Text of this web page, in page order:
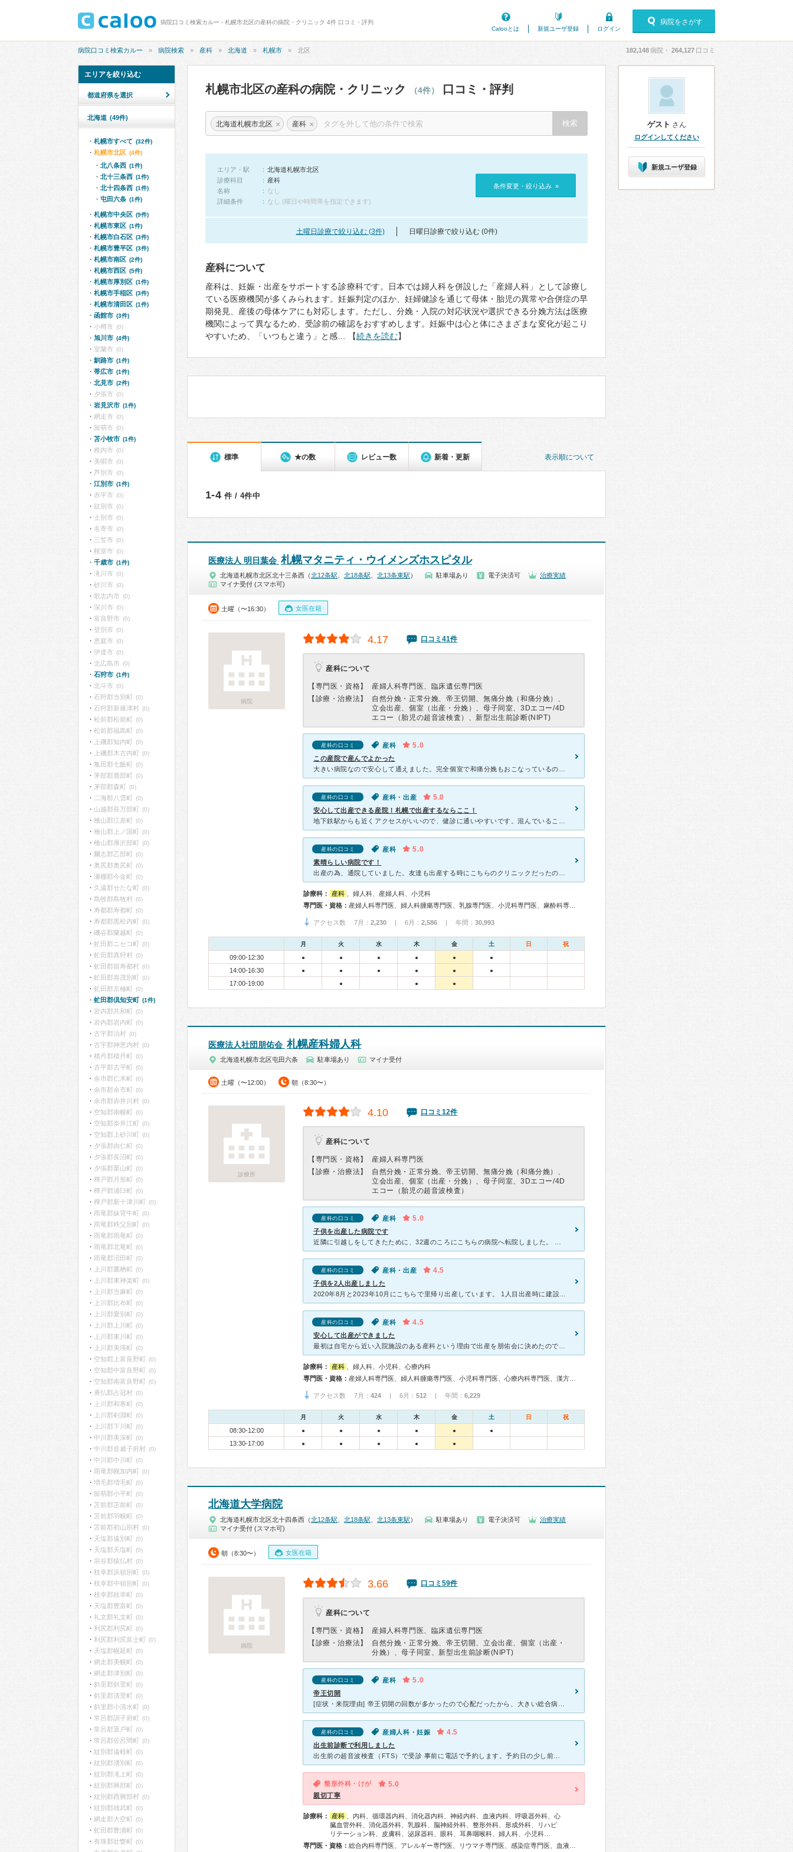
病院口コミ検索カルー - 札幌市北区の産科の病院・クリニック 4件 口コミ・評判
Calooとは
新規ユーザ登録 ログイン
病院をさがす
病院口コミ検索カルー 病院検索 産科 北海道 札幌市 北区 182,148病院・ 264,127 口コミ
札幌市北区の産科の病院・クリニック （4件） 口コミ・評判
北海道札幌市北区 × 産科 ×
エリア・駅
北海道札幌市北区
診療科目
産科
名称
なし
詳細条件
なし (曜日や時間帯を指定できます)
条件変更・絞り込み »
土曜日診療で絞り込む (3件) 日曜日診療で絞り込む (0件)
産科について
産科は、妊娠・出産をサポートする診療科です。日本では婦人科を併設した「産婦人科」として診療し
ている医療機関が多くみられます。妊娠判定のほか、妊婦健診を通じて母体・胎児の異常や合併症の早
期発見、産後の母体ケアにも対応します。ただし、分娩・入院の対応状況や選択できる分娩方法は医療
機関によって異なるため、受診前の確認をおすすめします。妊娠中は心と体にさまざまな変化が起こり
やすいため、「いつもと違う」と感… 【続きを読む】
表示順について
標準 ★の数 レビュー数 新着・更新
1-4 件 / 4件中
医療法人 明日葉会 札幌マタニティ・ウイメンズホスピタル
北海道札幌市北区北十三条西（北12条駅 北18条駅 北13条東駅 ） 駐車場あり 電子決済可
治療実績
マイナ受付 (スマホ可)
土曜（〜16:30） 女医在籍
病院
4.17 口コミ41件
産科について
【専門医・資格】
産婦人科専門医、臨床遺伝専門医
【診療・治療法】
自然分娩・正常分娩、帝王切開、無痛分娩（和痛分娩）、
立会出産、個室（出産・分娩）、母子同室、3Dエコー/4D
エコー（胎児の超音波検査）、新型出生前診断(NIPT)
産科の口コミ 産科 5.0
この産院で産んでよかった
産科の口コミ 産科・出産 5.0
安心して出産できる産院！札幌で出産するならここ！
産科の口コミ 産科 5.0
素晴らしい病院です！
診療科： 産科
、婦人科、産婦人科、小児科
専門医・資格：
アクセス数 7月： 2,230 | 6月： 2,586 | 年間： 30,993
月 火 水 木 金 土 日 祝
09:00-12:30 ● ● ● ● ● ●
14:00-16:30 ● ● ● ● ● ●
17:00-19:00 ● ● ●
医療法人社団朋佑会 札幌産科婦人科
北海道札幌市北区屯田六条 駐車場あり マイナ受付
土曜（〜12:00） 朝（8:30〜）
診療所
4.10 口コミ12件
産科について
【専門医・資格】
産婦人科専門医
【診療・治療法】
自然分娩・正常分娩、帝王切開、無痛分娩（和痛分娩）、
立会出産、個室（出産・分娩）、母子同室、3Dエコー/4D
エコー（胎児の超音波検査）
産科の口コミ 産科 5.0
子供を出産した病院です
産科の口コミ 産科・出産 4.5
子供を2人出産しました
産科の口コミ 産科 4.5
安心して出産ができました
診療科： 産科
、婦人科、小児科、心療内科
専門医・資格：
アクセス数 7月： 424 | 6月： 512 | 年間： 6,229
月 火 水 木 金 土 日 祝
08:30-12:00 ● ● ● ● ● ●
13:30-17:00 ● ● ● ● ●
北海道大学病院
北海道札幌市北区北十四条西（北12条駅 北18条駅 北13条東駅 ） 駐車場あり 電子決済可
治療実績
マイナ受付 (スマホ可)
朝（8:30〜） 女医在籍
病院
3.66 口コミ59件
産科について
【専門医・資格】
産婦人科専門医、臨床遺伝専門医
【診療・治療法】
自然分娩・正常分娩、帝王切開、立会出産、個室（出産・
分娩）、母子同室、新型出生前診断(NIPT)
産科の口コミ 産科 5.0
帝王切開
産科の口コミ 産婦人科・妊娠 4.5
出生前診断で利用しました
整形外科・けが 5.0
親切丁寧
診療科： 産科
、内科、循環器内科、消化器内科、神経内科、血液内科、呼吸器外科、心
臓血管外科、消化器外科、乳腺科、脳神経外科、整形外科、形成外科、リハビ
リテーション科、皮膚科、泌尿器科、眼科、耳鼻咽喉科、婦人科、小児科…
専門医・資格：
エリアを絞り込む
都道府県を選択
北海道 (49件)
札幌市すべて (32件)
札幌市北区 (4件)
北八条西 (1件)
北十三条西 (1件)
北十四条西 (1件)
屯田六条 (1件)
札幌市中央区 (9件)
札幌市東区 (1件)
札幌市白石区 (3件)
札幌市豊平区 (3件)
札幌市南区 (2件)
札幌市西区 (5件)
札幌市厚別区 (1件)
札幌市手稲区 (3件)
札幌市清田区 (1件)
函館市 (3件)
小樽市 (0)
旭川市 (4件)
室蘭市 (0)
釧路市 (1件)
帯広市 (1件)
北見市 (2件)
夕張市 (0)
岩見沢市 (1件)
網走市 (0)
留萌市 (0)
苫小牧市 (1件)
稚内市 (0)
美唄市 (0)
芦別市 (0)
江別市 (1件)
赤平市 (0)
紋別市 (0)
士別市 (0)
名寄市 (0)
三笠市 (0)
根室市 (0)
千歳市 (1件)
滝川市 (0)
砂川市 (0)
歌志内市 (0)
深川市 (0)
富良野市 (0)
登別市 (0)
恵庭市 (0)
伊達市 (0)
北広島市 (0)
石狩市 (1件)
北斗市 (0)
石狩郡当別町 (0)
石狩郡新篠津村 (0)
松前郡松前町 (0)
松前郡福島町 (0)
上磯郡知内町 (0)
上磯郡木古内町 (0)
亀田郡七飯町 (0)
茅部郡鹿部町 (0)
茅部郡森町 (0)
二海郡八雲町 (0)
山越郡長万部町 (0)
檜山郡江差町 (0)
檜山郡上ノ国町 (0)
檜山郡厚沢部町 (0)
爾志郡乙部町 (0)
奥尻郡奥尻町 (0)
瀬棚郡今金町 (0)
久遠郡せたな町 (0)
島牧郡島牧村 (0)
寿都郡寿都町 (0)
寿都郡黒松内町 (0)
磯谷郡蘭越町 (0)
虻田郡ニセコ町 (0)
虻田郡真狩村 (0)
虻田郡留寿都村 (0)
虻田郡喜茂別町 (0)
虻田郡京極町 (0)
虻田郡倶知安町 (1件)
岩内郡共和町 (0)
岩内郡岩内町 (0)
古宇郡泊村 (0)
古宇郡神恵内村 (0)
積丹郡積丹町 (0)
古平郡古平町 (0)
余市郡仁木町 (0)
余市郡余市町 (0)
余市郡赤井川村 (0)
空知郡南幌町 (0)
空知郡奈井江町 (0)
空知郡上砂川町 (0)
夕張郡由仁町 (0)
夕張郡長沼町 (0)
夕張郡栗山町 (0)
樺戸郡月形町 (0)
樺戸郡浦臼町 (0)
樺戸郡新十津川町 (0)
雨竜郡妹背牛町 (0)
雨竜郡秩父別町 (0)
雨竜郡雨竜町 (0)
雨竜郡北竜町 (0)
雨竜郡沼田町 (0)
上川郡鷹栖町 (0)
上川郡東神楽町 (0)
上川郡当麻町 (0)
上川郡比布町 (0)
上川郡愛別町 (0)
上川郡上川町 (0)
上川郡東川町 (0)
上川郡美瑛町 (0)
空知郡上富良野町 (0)
空知郡中富良野町 (0)
空知郡南富良野町 (0)
勇払郡占冠村 (0)
上川郡和寒町 (0)
上川郡剣淵町 (0)
上川郡下川町 (0)
中川郡美深町 (0)
中川郡音威子府村 (0)
中川郡中川町 (0)
雨竜郡幌加内町 (0)
増毛郡増毛町 (0)
留萌郡小平町 (0)
苫前郡苫前町 (0)
苫前郡羽幌町 (0)
苫前郡初山別村 (0)
天塩郡遠別町 (0)
天塩郡天塩町 (0)
宗谷郡猿払村 (0)
枝幸郡浜頓別町 (0)
枝幸郡中頓別町 (0)
枝幸郡枝幸町 (0)
天塩郡豊富町 (0)
礼文郡礼文町 (0)
利尻郡利尻町 (0)
利尻郡利尻富士町 (0)
天塩郡幌延町 (0)
網走郡美幌町 (0)
網走郡津別町 (0)
斜里郡斜里町 (0)
斜里郡清里町 (0)
斜里郡小清水町 (0)
常呂郡訓子府町 (0)
常呂郡置戸町 (0)
常呂郡佐呂間町 (0)
紋別郡遠軽町 (0)
紋別郡湧別町 (0)
紋別郡滝上町 (0)
紋別郡興部町 (0)
紋別郡西興部村 (0)
紋別郡雄武町 (0)
網走郡大空町 (0)
虻田郡豊浦町 (0)
有珠郡壮瞥町 (0)
ゲスト さん
ログインしてください
新規ユーザ登録